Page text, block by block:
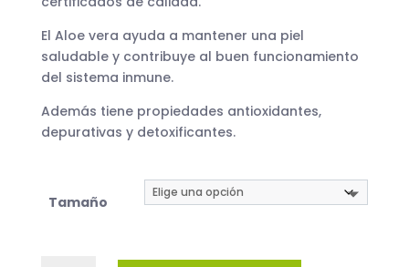
El Aloe vera ayuda a mantener una piel
saludable y contribuye al buen funcionamiento
del sistema inmune.
Además tiene propiedades antioxidantes,
depurativas y detoxificantes.
Tamaño